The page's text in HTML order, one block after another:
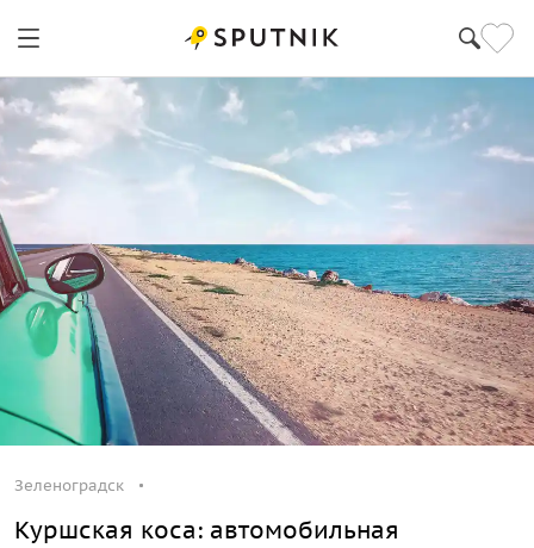
Зеленоградск
Куршская коса: автомобильная